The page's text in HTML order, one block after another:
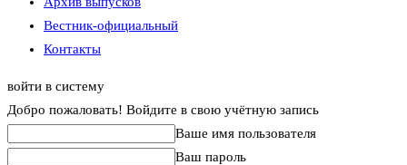
Вестник-официальный
Контакты
войти в систему
Добро пожаловать! Войдите в свою учётную запись
Ваше имя пользователя
Ваш пароль